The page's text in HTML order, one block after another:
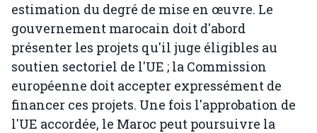
estimation du degré de mise en œuvre. Le
gouvernement marocain doit d'abord
présenter les projets qu'il juge éligibles au
soutien sectoriel de l'UE ; la Commission
européenne doit accepter expressément de
financer ces projets. Une fois l'approbation de
l'UE accordée, le Maroc peut poursuivre la